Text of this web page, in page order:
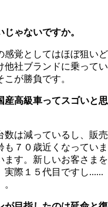
ゃないですか。
覚としてはほぼ狙いど
他社ブランドに乗ってい
が勝負です。
高級車ってスゴいと思
は減っているし、販売
７０歳近くなっていま
ます。新しいお客さまを
際１５代目ですし......